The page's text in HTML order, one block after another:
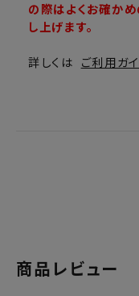
の際はよくお確かめ
し上げます。
詳しくは ご利用ガ
商品レビュー